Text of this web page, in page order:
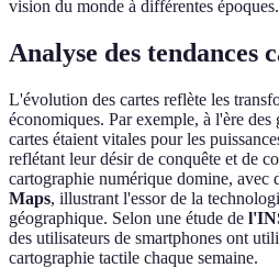
vision du monde à différentes époques.
Analyse des tendances
L'évolution des cartes reflète les
économiques. Par exemple, à l'ère
cartes étaient vitales pour les
reflétant leur désir de conquête et de
cartographie numérique domine, avec
Maps, illustrant l'essor de la
géographique. Selon une étude de
des utilisateurs de smartphones ont
cartographie tactile chaque semaine.